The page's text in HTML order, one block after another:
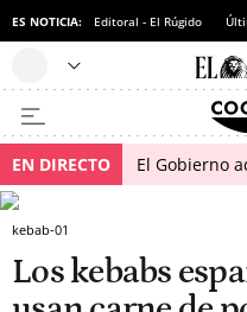
ES NOTICIA: Editoral - El Rúgido
EN DIRECTO El Gobierno
kebab-01
Los kebabs